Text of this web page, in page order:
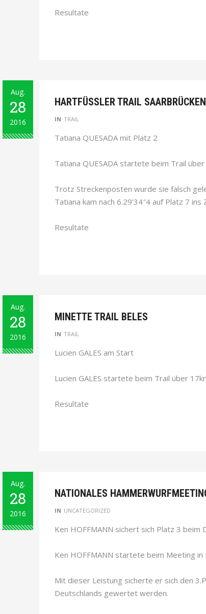
Resultate
Aug.
28
2016
HARTFÜSSLER TRAIL
IN TRAIL
Tatiana QUESADA mit Platz 2
Tatiana QUESADA startete beim Trail
Trotz Streckenposten wurde sie falsch
Tatiana kam nach 6.29’34″4 auf Platz 7
Resultate
Aug.
28
2016
MINETTE TRAIL BELES
IN TRAIL
Lucien GALES am Start
Lucien GALES startete beim Trail über
Resultate
Aug.
28
2016
NATIONALES
IN UNCATEGORIZED
Ken HOFFMANN sichert sich Platz 3 beim
Ken HOFFMANN startete beim Meeting
Mit dieser Leistung sicherte er sich den
Deutschlands gewertet werden.